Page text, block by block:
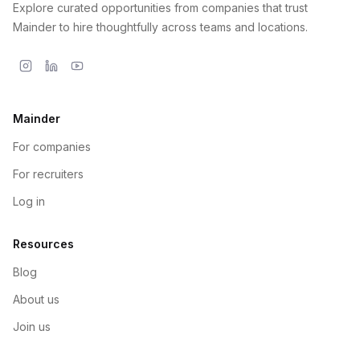
Explore curated opportunities from companies that trust
Mainder to hire thoughtfully across teams and locations.
Mainder
For companies
For recruiters
Log in
Resources
Blog
About us
Join us